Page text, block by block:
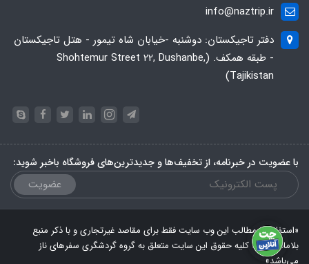
info@naztrip.ir
دفتر تاجیکستان: دوشنبه -خیابان شاه تیمور - هتل تاجیکستان
- طبقه همکف. (Shohtemur Street 22, Dushanbe,
Tajikistan)
با عضویت در خبرنامه، از تخفیف‌ها و جدیدترین‌های فروشگاه باخبر شوید:
عضویت
«استفاده از مطالب این وب سایت فقط برای مقاصد غیرتجاری و با ذکر منبع
بلامانع است. کلیه حقوق این سایت متعلق به گروه گردشگری سفرهای ناز